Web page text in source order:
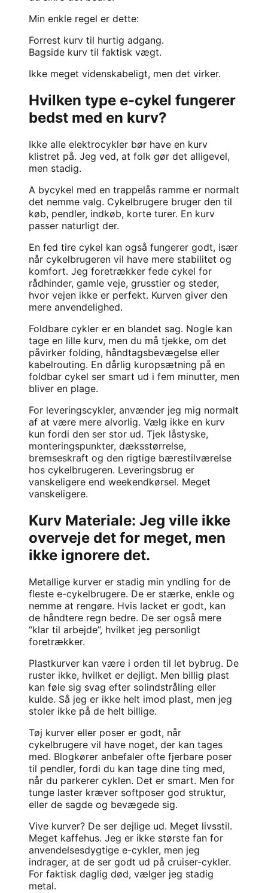
Min enkle regel er dette:
Forrest kurv til hurtig adgang.
Bagside kurv til faktisk vægt.
Ikke meget videnskabeligt, men det virker.
Hvilken type e-cykel fungerer
bedst med en kurv?
Ikke alle elektrocykler bør have en kurv
klistret på. Jeg ved, at folk gør det alligevel,
men stadig.
A bycykel med en trappelås ramme er normalt
det nemme valg. Cykelbrugere bruger den til
køb, pendler, indkøb, korte turer. En kurv
passer naturligt der.
En fed tire cykel kan også fungerer godt, især
når cykelbrugeren vil have mere stabilitet og
komfort. Jeg foretrækker fede cykel for
rådhinder, gamle veje, grusstier og steder,
hvor vejen ikke er perfekt. Kurven giver den
mere anvendelighed.
Foldbare cykler er en blandet sag. Nogle kan
tage en lille kurv, men du må tjekke, om det
påvirker folding, håndtagsbevægelse eller
kabelrouting. En dårlig kuropsætning på en
foldbar cykel ser smart ud i fem minutter, men
bliver en plage.
For leveringscykler, anvænder jeg mig normalt
af at være mere alvorlig. Vælg ikke en kurv
kun fordi den ser stor ud. Tjek låstyske,
monteringspunkter, dæksstørrelse,
bremseskraft og den rigtige bærestilværelse
hos cykelbrugeren. Leveringsbrug er
vanskeligere end weekendkørsel. Meget
vanskeligere.
Kurv Materiale: Jeg ville ikke
overveje det for meget, men
ikke ignorere det.
Metallige kurver er stadig min yndling for de
fleste e-cykelbrugere. De er stærke, enkle og
nemme at rengøre. Hvis lacket er godt, kan
de håndtere regn bedre. De ser også mere
“klar til arbejde”, hvilket jeg personligt
foretrækker.
Plastkurver kan være i orden til let bybrug. De
ruster ikke, hvilket er dejligt. Men billig plast
kan føle sig svag efter solindstråling eller
kulde. Så jeg er ikke helt imod plast, men jeg
stoler ikke på de helt billige.
Tøj kurver eller poser er godt, når
cykelbrugere vil have noget, der kan tages
med. Blogkører anbefaler ofte fjerbare poser
til pendler, fordi du kan tage dine ting med,
når du parkerer cyklen. Det er smart. Men for
tunge laster kræver softposer god struktur,
eller de sagde og bevægede sig.
Vive kurver? De ser dejlige ud. Meget livsstil.
Meget kaffehus. Jeg er ikke største fan for
anvendelsesdygtige e-cykler, men jeg
indrager, at de ser godt ud på cruiser-cykler.
For faktisk daglig død, vælger jeg stadig
metal.